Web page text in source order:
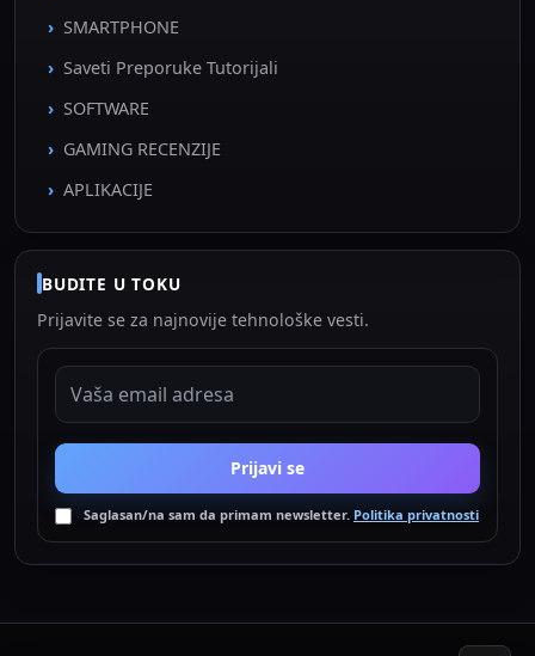
SMARTPHONE
Saveti Preporuke Tutorijali
SOFTWARE
GAMING RECENZIJE
APLIKACIJE
BUDITE U TOKU
Prijavite se za najnovije tehnološke vesti.
EMAIL ADRESA
Prijavi se
Saglasan/na sam da primam newsletter. Politika privatnosti